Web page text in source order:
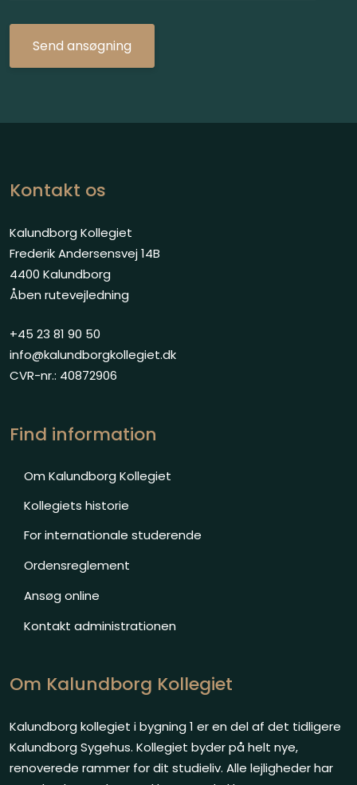
Kontakt os
Kalundborg Kollegiet
Frederik Andersensvej 14B
4400 Kalundborg
Åben rutevejledning
+45 23 81 90 50
info@kalundborgkollegiet.dk
CVR-nr.: 40872906
Find information
Om Kal​undborg Kollegiet
Kollegiets historie
For internationale studerende
Ordensreglement
Ansøg online
Kontakt administrationen
Om Kalundborg Kollegiet
​Kalundborg kollegiet i bygning 1 er en del af det tidligere
Kalundborg Sygehus. Kollegiet byder på helt nye,
renoverede rammer for dit studieliv. Alle lejligheder har